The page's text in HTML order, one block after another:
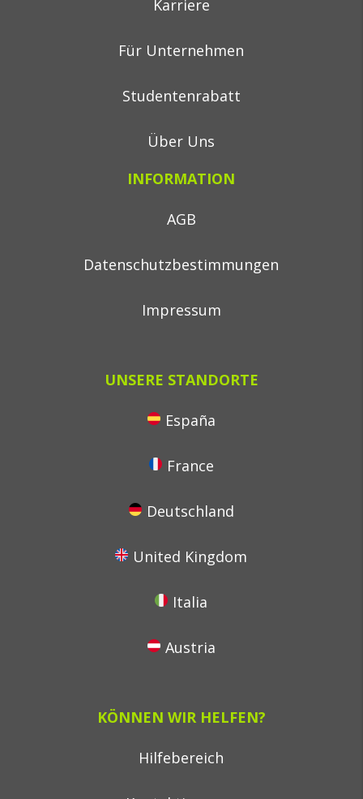
Karriere
Für Unternehmen
Studentenrabatt
Über Uns
INFORMATION
AGB
Datenschutzbestimmungen
Impressum
UNSERE STANDORTE
España
France
Deutschland
United Kingdom
Italia
Austria
KÖNNEN WIR HELFEN?
Hilfebereich